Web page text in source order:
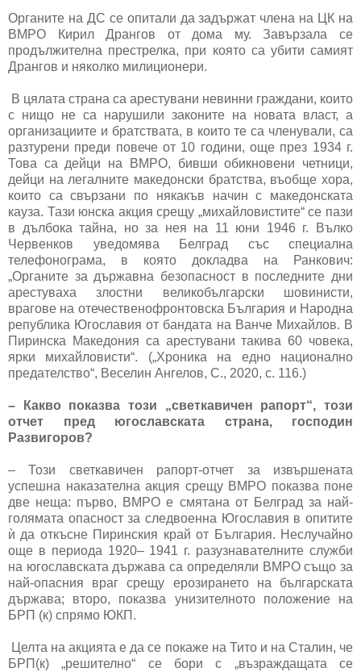
Органите на ДС се опитали да задържат члена на ЦК на
ВМРО Кирил Дрангов от дома му. Завързала се
продължителна престрелка, при която са убити самият
Дрангов и няколко милиционери.
В цялата страна са арестувани невинни граждани, които
с нищо не са нарушили законите на новата власт, а
организациите и братствата, в които те са членували, са
разтурени преди повече от 10 години, още през 1934 г.
Това са дейци на ВМРО, бивши обикновени четници,
дейци на легалните македонски братства, въобще хора,
които са свързани по някакъв начин с македонската
кауза. Тази юнска акция срещу „михайловистите“ се пази
в дълбока тайна, но за нея на 11 юни 1946 г. Вълко
Червенков уведомява Белград със специална
телефонограма, в която докладва на Ранкович:
„Органите за държавна безопасност в последните дни
арестуваха злостни великобългарски шовинисти,
врагове на отечественофронтовска България и Народна
република Югославия от бандата на Ванче Михайлов. В
Пиринска Македония са арестувани такива 60 човека,
ярки михайловисти“. („Хроника на едно национално
предателство“, Веселин Ангелов, С., 2020, с. 116.)
– Какво показва този „светкавичен рапорт“, този
отчет пред югославската страна, господин
Развигоров?
– Този светкавичен рапорт-отчет за извършената
успешна наказателна акция срещу ВМРО показва поне
две неща: първо, ВМРО е смятана от Белград за най-
голямата опасност за следвоенна Югославия в опитите
ѝ да откъсне Пиринския край от България. Неслучайно
още в периода 1920– 1941 г. разузнавателните служби
на югославската държава са определяли ВМРО също за
най-опасния враг срещу ерозирането на българската
държава; второ, показва унизителното положение на
БРП (к) спрямо ЮКП.
Целта на акцията е да се покаже на Тито и на Сталин, че
БРП(к) „решително“ се бори с „възраждащата се